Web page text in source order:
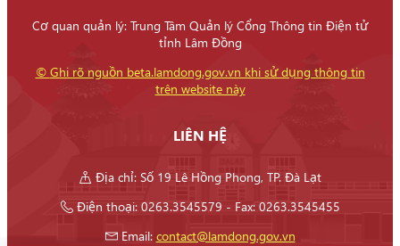
144/HD/BTGTU
25/09/2019 Nguyễn Vĩnh Phúc
03/09/2019
30/06/2019
Cơ quan quản lý: Trung Tâm Quản lý Cổng Thông tin Điện tử
tỉnh Lâm Đồng
© Ghi rõ nguồn beta.lamdong.gov.vn khi sử dụng thông tin
trên website này
LIÊN HỆ
Địa chỉ: Số 19 Lê Hồng Phong, TP. Đà Lạt
Điện thoại: 0263.3545579 - Fax: 0263.3545455
Email: contact@lamdong.gov.vn